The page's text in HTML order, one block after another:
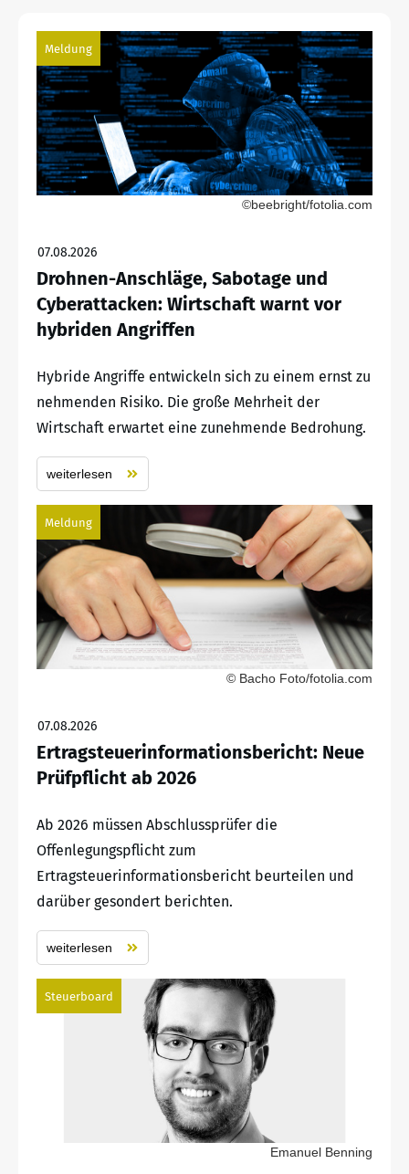
Meldung
©beebright/fotolia.com
07.08.2026
Drohnen-Anschläge, Sabotage und
Cyberattacken: Wirtschaft warnt vor
hybriden Angriffen
Hybride Angriffe entwickeln sich zu einem ernst zu
nehmenden Risiko. Die große Mehrheit der
Wirtschaft erwartet eine zunehmende Bedrohung.
weiterlesen
Meldung
© Bacho Foto/fotolia.com
07.08.2026
Ertragsteuerinformationsbericht: Neue
Prüfpflicht ab 2026
Ab 2026 müssen Abschlussprüfer die
Offenlegungspflicht zum
Ertragsteuerinformationsbericht beurteilen und
darüber gesondert berichten.
weiterlesen
Steuerboard
Emanuel Benning